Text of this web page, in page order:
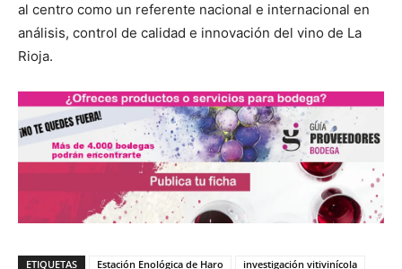
al centro como un referente nacional e internacional en
análisis, control de calidad e innovación del vino de La
Rioja.
ETIQUETAS Estación Enológica de Haro investigación vitivinícola